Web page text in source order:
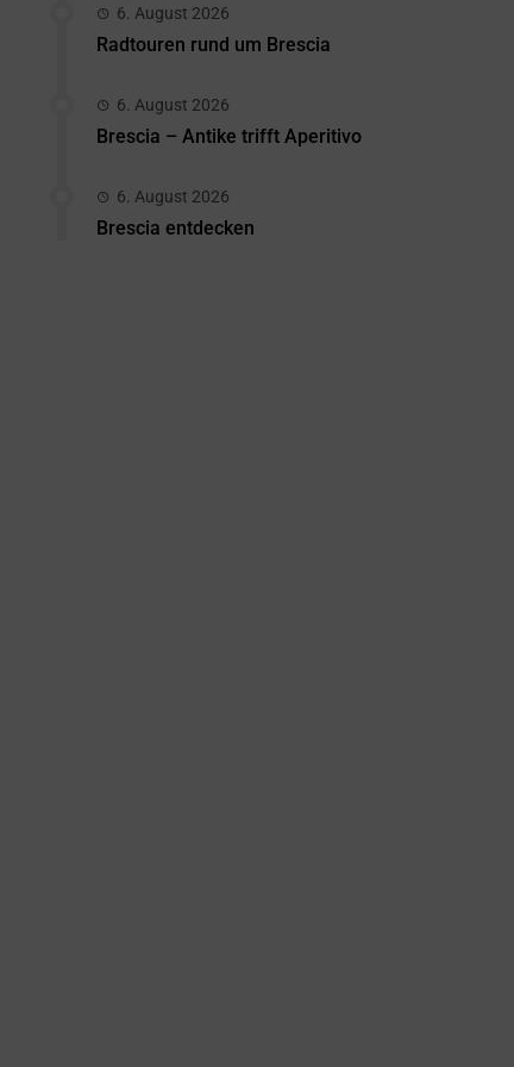
6. August 2026
Radtouren rund um Brescia
6. August 2026
Brescia – Antike trifft Aperitivo
6. August 2026
Brescia entdecken